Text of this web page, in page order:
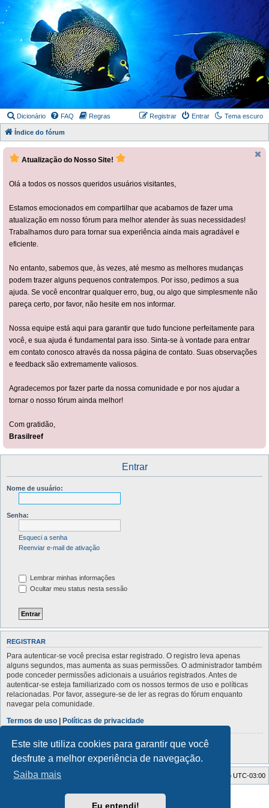
Este site utiliza cookies para garantir que você
desfrute a melhor experiência de navegação.
Saiba mais
Eu entendi!
Tema escuro
Dicionário FAQ Regras Entrar
Registrar
Índice do fórum
Atualização do Nosso Site!
Olá a todos os nossos queridos usuários visitantes,
Estamos emocionados em compartilhar que acabamos de fazer uma
atualização em nosso fórum para melhor atender às suas necessidades!
Trabalhamos duro para tornar sua experiência ainda mais agradável e
eficiente.
No entanto, sabemos que, às vezes, até mesmo as melhores mudanças
podem trazer alguns pequenos contratempos. Por isso, pedimos a sua
ajuda. Se você encontrar qualquer erro, bug, ou algo que simplesmente não
pareça certo, por favor, não hesite em nos informar.
Nossa equipe está aqui para garantir que tudo funcione perfeitamente para
você, e sua ajuda é fundamental para isso. Sinta-se à vontade para entrar
em contato conosco através da nossa página de contato. Suas observações
e feedback são extremamente valiosos.
Agradecemos por fazer parte da nossa comunidade e por nos ajudar a
tornar o nosso fórum ainda melhor!
Com gratidão,
Brasilreef
Entrar
Nome de usuário:
Senha:
Esqueci a senha
Reenviar e-mail de ativação
Lembrar minhas informações
Ocultar meu status nesta sessão
REGISTRAR
Para autenticar-se você precisa estar registrado. O registro leva apenas
alguns segundos, mas aumenta as suas permissões. O administrador também
pode conceder permissões adicionais a usuários registrados. Antes de
autenticar-se esteja familiarizado com os nossos termos de uso e políticas
relacionadas. Por favor, assegure-se de ler as regras do fórum enquanto
navegar pela comunidade.
Termos de uso | Políticas de privacidade
Registrar
Índice do fórum Todos os horários são UTC-03:00
Powered byphpBB® Forum Software © phpBB Limited
Traduzido por: Suporte phpBB